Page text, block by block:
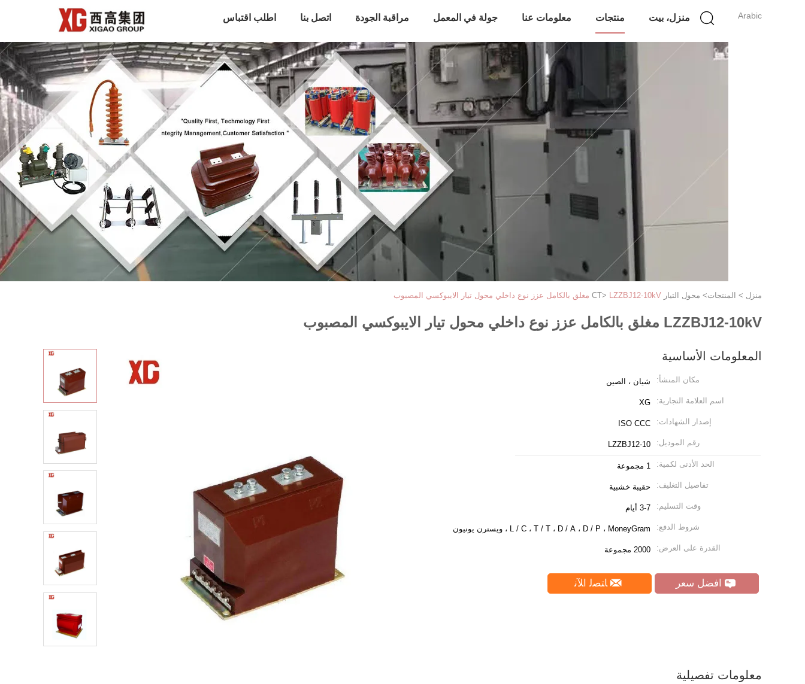
Arabic منزل، بيت منتجات معلومات عنا جولة في المعمل مراقبة الجودة اتصل بنا اطلب اقتباس
منزل > المنتجات> محول التيار CT > LZZBJ12-10kV مغلق بالكامل عزز نوع داخلي محول تيار الايبوكسي المصبوب
LZZBJ12-10kV مغلق بالكامل عزز نوع داخلي محول تيار الايبوكسي المصبوب
المعلومات الأساسية
مكان المنشأ: شيان ، الصين
اسم العلامة التجارية: XG
إصدار الشهادات: ISO CCC
رقم الموديل: LZZBJ12-10
الحد الأدنى لكمية: 1 مجموعة
تفاصيل التغليف: حقيبة خشبية
وقت التسليم: 3-7 أيام
شروط الدفع: L / C ، T / T ، D / A ، D / P ، MoneyGram ، ويسترن يونيون
القدرة على العرض: 2000 مجموعة
افضل سعر ﺎﺘﺼﻟ ﺍﻶﻧ
معلومات تفصيلية